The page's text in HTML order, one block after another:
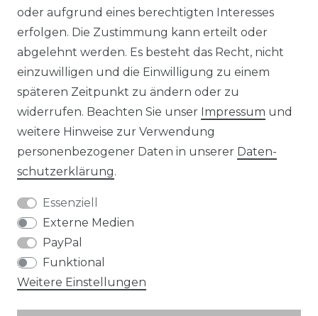
KONTAKT
Unsere Zahlungsmöglichkeiten
Wir versenden mit
oder aufgrund eines berechtigten Interesses
erfolgen. Die Zustimmung kann erteilt oder
abgelehnt werden. Es besteht das Recht, nicht
einzuwilligen und die Einwilligung zu einem
späteren Zeitpunkt zu ändern oder zu
widerrufen. Beachten Sie unser Impressum und
weitere Hinweise zur Verwendung
personenbezogener Daten in unserer Daten­
schutz­erklärung.
Essenziell
Externe Medien
PayPal
Funktional
Weitere Einstellungen